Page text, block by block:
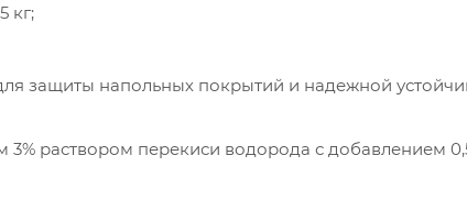
кг;
защиты напольных покрытий и надежной
раствором перекиси водорода с добавлением